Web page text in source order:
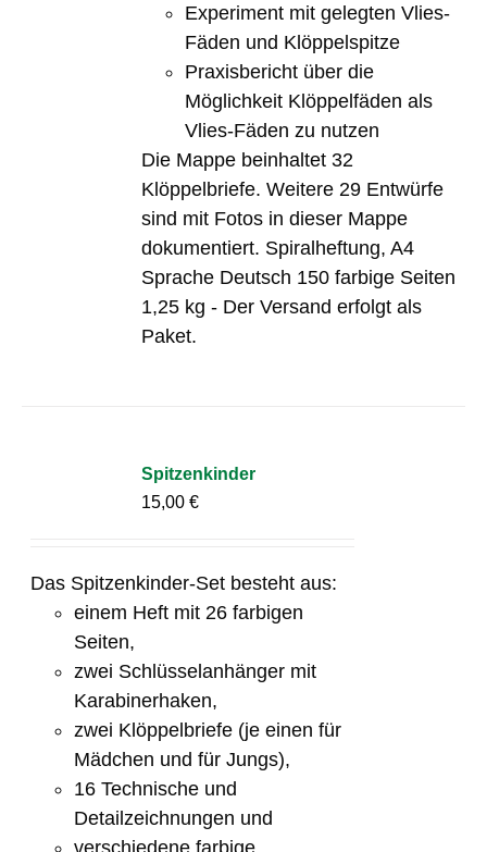
Experiment mit gelegten Vlies-
Fäden und Klöppelspitze
Praxisbericht über die
Möglichkeit Klöppelfäden als
Vlies-Fäden zu nutzen
Die Mappe beinhaltet 32
Klöppelbriefe. Weitere 29 Entwürfe
sind mit Fotos in dieser Mappe
dokumentiert. Spiralheftung, A4
Sprache Deutsch 150 farbige Seiten
1,25 kg - Der Versand erfolgt als
Paket.
Spitzenkinder
15,00€
Das Spitzenkinder-Set besteht aus:
einem Heft mit 26 farbigen
Seiten,
zwei Schlüsselanhänger mit
Karabinerhaken,
zwei Klöppelbriefe (je einen für
Mädchen und für Jungs),
16 Technische und
Detailzeichnungen und
verschiedene farbige